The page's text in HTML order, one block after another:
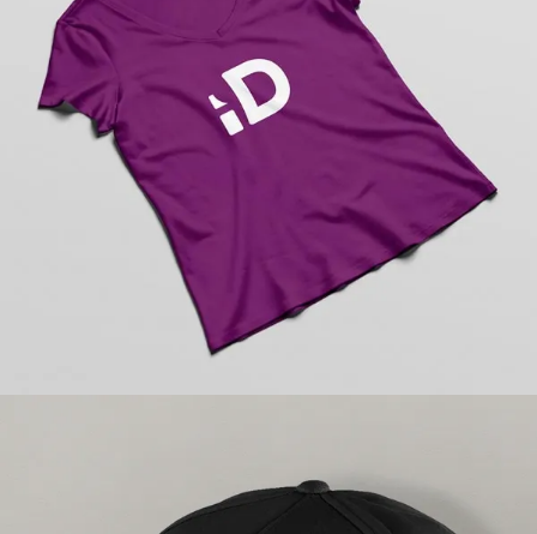
Personalización de camisas